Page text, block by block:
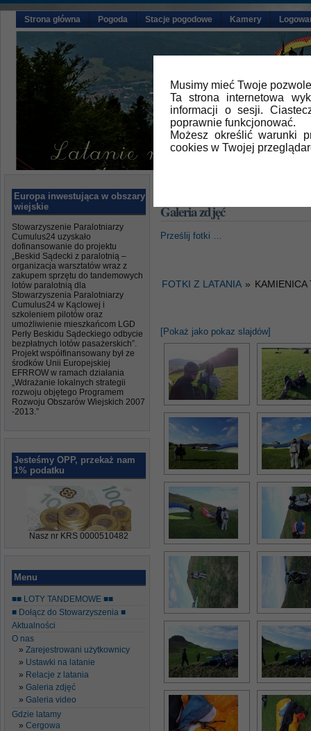
Musimy mieć Twoje
Ta strona internetowa
informacji o sesji.
poprawnie funkcjonować.
Możesz określić warunki
cookies w Twojej
Strona główna Pogoda Stacje pogodowe Kamery
Europa inwestująca w obszary
wiejskie
Stowarzyszenie Paralotniarzy
Cumulus24 uzyskało
dofinansowanie do projektu
„Beskid Sądecki z paralotnią –
organizacja warsztatów wraz z
zakupem sprzętu do tandemowych
lotów paralotnią dla
Stowarzyszenia Paralotniarzy
Cumulus24 w Kąclowej i
szkoleniem pilotów oraz
umożliwienie mieszkańcom LGD
Perły Beskidu Sądeckiego odbycie
bezpłatnych lotów pasażerskich”.
Projekt współfinansowany był ze
środków Unii Europejskiej
EFRROW w ramach działania
„Wdrażanie lokalnych strategii
rozwoju objętego Programem
Rozwoju Obszarów Wiejskich 2007
-2013.”
Jesteśmy OPP, przekaż nam
1% podatku
Nasz nr KRS 0000510482
Menu
■■ LOTY TANDEMOWE ■■
■ Dołącz do Stowarzyszenia ■
Aktualności
O nas
Zarejestrowani użytkownicy
Ustawki na latanie
Relacje z latania
Galeria zdjęć
Galeria video
Gdzie latamy
Cergowa
Galeria zdjęć
Prześlij fotki …
FOTKI Z LATANIA » KAMIENICA
[Pokaż jako pokaz slajdów]